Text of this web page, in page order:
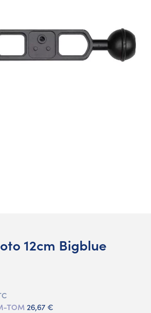
12cm Bigblue
TOM 26,67 €